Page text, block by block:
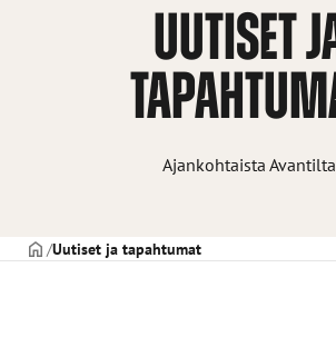
UUTISET
Ajankohtaista Avantilta
ETUSIVU
Uutiset ja tapahtumat